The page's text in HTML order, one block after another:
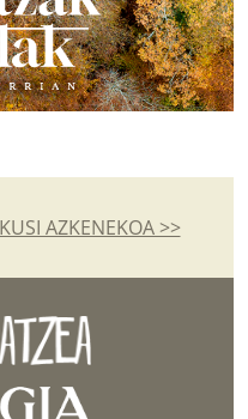
AZKENEKOA >>